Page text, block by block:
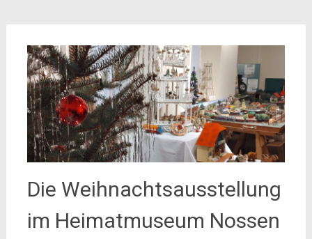
Die Weihnachtsausstellung
im Heimatmuseum Nossen